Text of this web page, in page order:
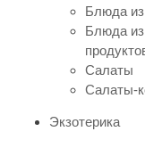
Блюда
Блюда
Салаты
Салаты-
Экзотерика